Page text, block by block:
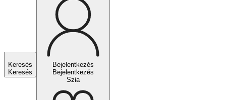
Keresés
Keresés
Bejelentkezés
Bejelentkezés
Szia